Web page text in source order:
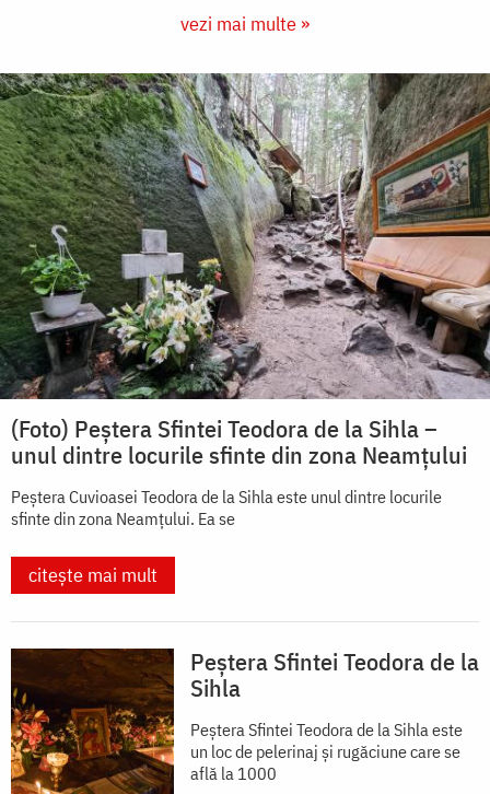
vezi mai multe »
(Foto) Peștera Sfintei Teodora de la Sihla –
unul dintre locurile sfinte din zona Neamțului
Peștera Cuvioasei Teodora de la Sihla este unul dintre locurile
sfinte din zona Neamțului. Ea se
citește mai mult
Peștera Sfintei Teodora de la
Sihla
Peștera Sfintei Teodora de la Sihla este
un loc de pelerinaj și rugăciune care se
află la 1000